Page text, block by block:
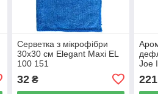
Серветка з мікрофібри
30x30 см Elegant Maxi EL
100 151
32₴
Joe
221